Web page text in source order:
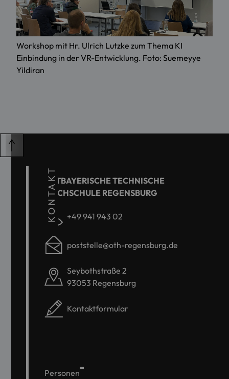
Workshop mit Hr. Ulrich Lutzke zum Thema KI
Einbindung in der VR-Entwicklung. Foto: Suemeyye
Yildiran
KONTAKT
OSTBAYERISCHE TECHNISCHE
HOCHSCHULE REGENSBURG
+49 941 943 02
poststelle@oth-regensburg.de
Seybothstraße 2
93053 Regensburg
Kontaktformular
Personen